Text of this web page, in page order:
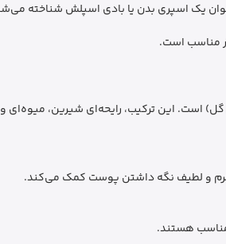
یک اسپری بدن یا بادی اسپلش شناخته
مناسب است.
است. این ترکیب، رایحه‌ای شیرین، میوه‌ای
و لطیف نگه داشتن پوست کمک می‌کند.
مناسب هستند.